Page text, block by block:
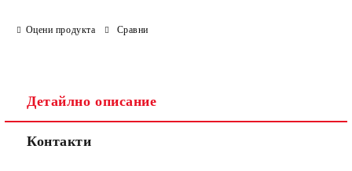
Оцени продукта Сравни
Детайлно описание
Контакти